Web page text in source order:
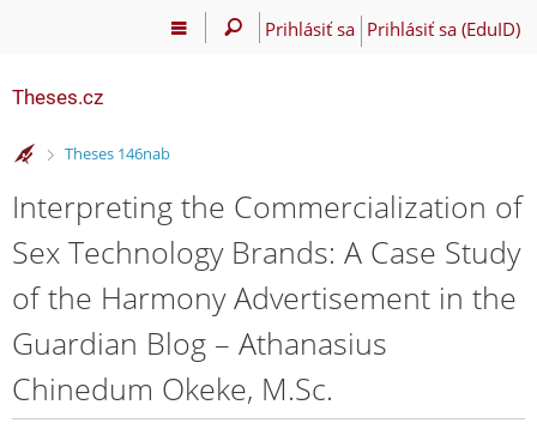
Prihlásiť sa Prihlásiť sa (EduID)
Theses.cz
>
Theses 146nab
Interpreting the Commercialization of
Sex Technology Brands: A Case Study
of the Harmony Advertisement in the
Guardian Blog – Athanasius
Chinedum Okeke, M.Sc.